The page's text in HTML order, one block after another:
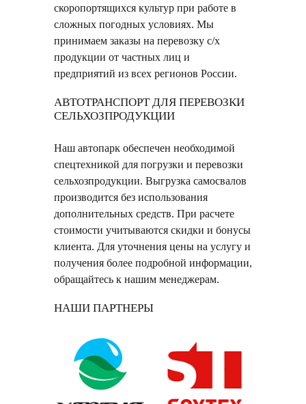
скоропортящихся культур при работе в
сложных погодных условиях. Мы
принимаем заказы на перевозку с/х
продукции от частных лиц и
предприятий из всех регионов России.
АВТОТРАНСПОРТ ДЛЯ ПЕРЕВОЗКИ
СЕЛЬХОЗПРОДУКЦИИ
Наш автопарк обеспечен необходимой
спецтехникой для погрузки и перевозки
сельхозпродукции. Выгрузка самосвалов
производится без использования
дополнительных средств. При расчете
стоимости учитываются скидки и бонусы
клиента. Для уточнения цены на услугу и
получения более подробной информации,
обращайтесь к нашим менеджерам.
НАШИ ПАРТНЕРЫ